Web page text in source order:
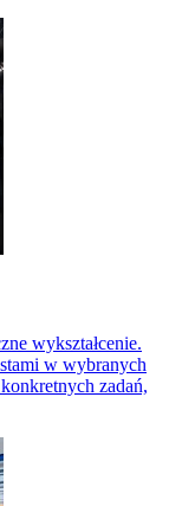
wykształcenie.
w wybranych
zadań,